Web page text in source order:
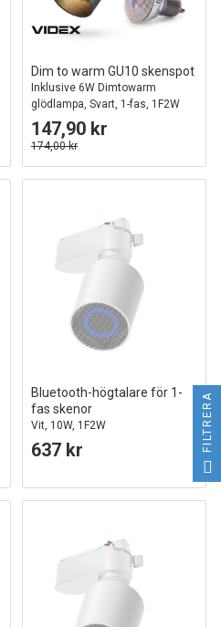
Dim to warm GU10 skenspot
Inklusive 6W Dimtowarm
glödlampa, Svart, 1-fas, 1F2W
147,90 kr
174,00 kr
Bluetooth-högtalare för 1-
fas skenor
Vit, 10W, 1F2W
637 kr FILTRERA